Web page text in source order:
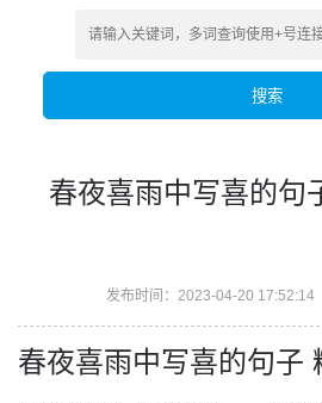
搜索
春夜喜雨中写喜的句
发布时间：2023-04-20 17:52:14
春夜喜雨中写喜的句子